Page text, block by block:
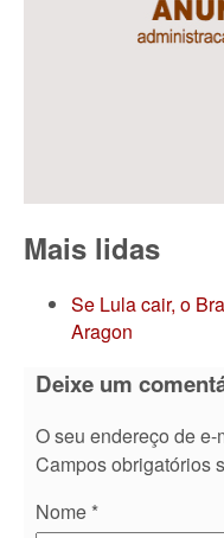
Mais lidas
Se Lula cair, o
Aragon
Deixe um
O seu endereço de
Campos obrigatórios
Nome *